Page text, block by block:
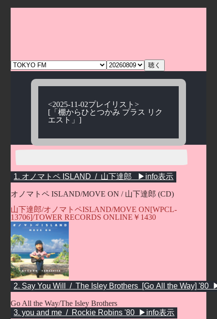
<2025-11-02プレイリスト>
[「棚からひとつかみ プラス リク
エスト」]
オノマトペ ISLAND/MOVE ON / 山下達郎 (CD)
山下達郎/オノマトペISLAND/MOVE ON[WPCL-
13706]/TOWER RECORDS ONLINE￥1430
Go All the Way/The Isley Brothers